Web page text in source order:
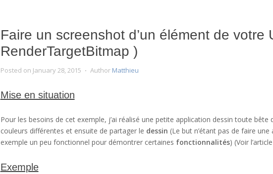
Faire un screenshot d’un élément de votre
RenderTargetBitmap )
Posted on January 28, 2015 Author Matthieu
Mise en situation
Pour les besoins de cet exemple, j’ai réalisé une petite application dessin toute bête
couleurs différentes et ensuite de partager le dessin (Le but n’étant pas de faire
exemple un peu fonctionnel pour démontrer certaines fonctionnalités) (Voir
Exemple